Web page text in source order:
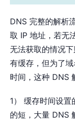
DNS 完整的解析
取 IP 地址，若无
无法获取的情况
有缓存，但为了
时间，这种 DNS
1） 缓存时间设
的短，大量 DNS